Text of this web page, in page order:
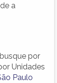
a
por
Unidades
Paulo